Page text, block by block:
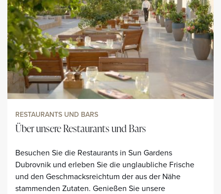
RESTAURANTS UND BARS
Über unsere Restaurants und Bars
Besuchen Sie die Restaurants in Sun Gardens
Dubrovnik und erleben Sie die unglaubliche Frische
und den Geschmacksreichtum der aus der Nähe
stammenden Zutaten. Genießen Sie unsere